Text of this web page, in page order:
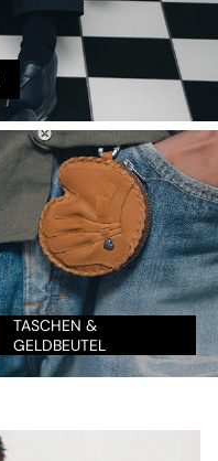
TASCHEN &
GELDBEUTEL